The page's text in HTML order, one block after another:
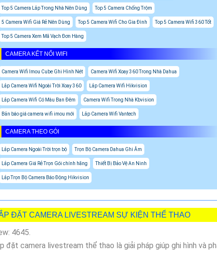
Top 5 Camera Lắp Trong Nhà Nên Dùng Top 5 Camera Chống Trộm
5 Camera Wifi Giá Rẻ Nên Dùng Top 5 Camera Wifi Cho Gia Đình Top 5 Camera Wifi 360 Tốt
Top 5 Camera Xem Mã Vạch Đơn Hàng
CAMERA KẾT NỐI WIFI
Camera Wifi Imou Cube Ghi Hình Nét Camera Wifi Xoay 360 Trong Nhà Dahua
Lắp Camera Wifi Ngoài Trời Xoay 360 Lắp Camera Wifi Hikvision
Lắp Camera Wifi Có Màu Ban Đêm Camera Wifi Trong Nhà Kbvision
Bản báo giá camera wifi imou mới Lắp Camera Wifi Vantech
CAMERA THEO GÓI
Lắp Camera Ngoài Trời trọn bộ Trọn Bộ Camera Dahua Ghi Âm
Lắp Camera Giá Rẻ Trọn Gói chính hãng Thiết Bị Bảo Vệ An Ninh
Lắp Trọn Bộ Camera Báo Động Hikvision
ĐẶT CAMERA LIVESTREAM SỰ KIỆN THỂ THAO
4645.
đặt camera livestream thể thao là giải pháp giúp ghi hình và